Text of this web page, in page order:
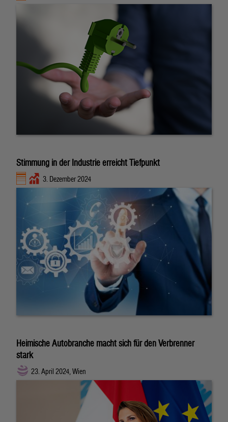
Stimmung in der Industrie erreicht Tiefpunkt
3. Dezember 2024
Heimische Autobranche macht sich für den Verbrenner
stark
23. April 2024, Wien